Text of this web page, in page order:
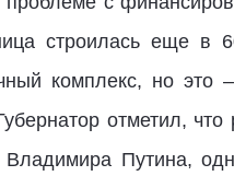
строилась еще
комплекс, но
отметил, что
Путина,